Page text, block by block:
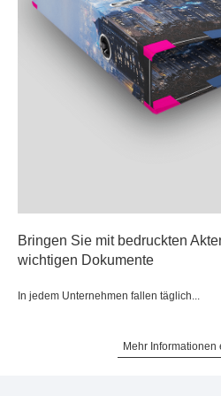
Bringen Sie mit bedruckten
wichtigen Dokumente
In jedem Unternehmen fallen täglich...
Mehr Informationen